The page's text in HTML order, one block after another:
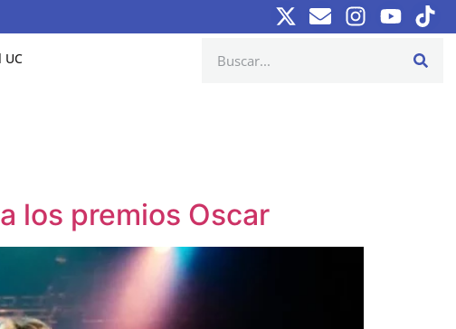
UC
los premios Oscar